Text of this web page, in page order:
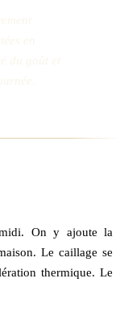
On y ajoute la
Le caillage se
thermique. Le